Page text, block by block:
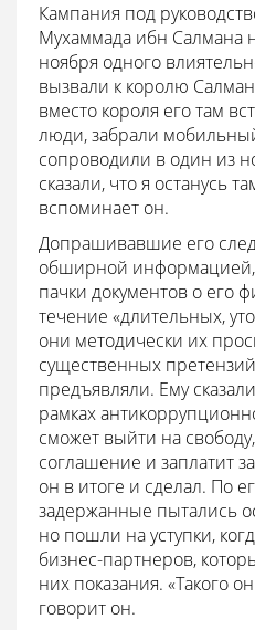
Кампания под
Мухаммада ибн Салмана
ноября одного
вызвали к королю
вместо короля его там
люди, забрали
сопроводили в один из
сказали, что я останусь
вспоминает он.
Допрашивавшие его
обширной
пачки документов о его
течение «длительных,
они методически их
существенных
предъявляли. Ему
рамках
сможет выйти на
соглашение и заплатит
он в итоге и сделал. По
задержанные пытались
но пошли на уступки,
бизнес-партнеров,
них показания. «Такого
говорит он.